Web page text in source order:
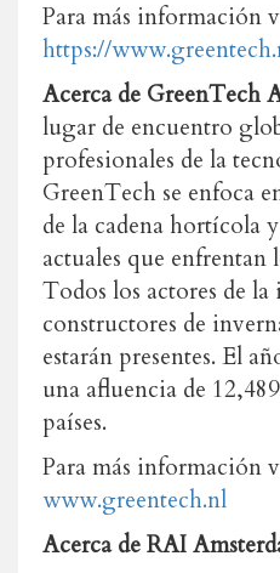
Para más información
https://
Acerca de GreenTech
lugar de encuentro
profesionales de la
GreenTech se enfoca
de la cadena hortícola
actuales que enfrentan
Todos los actores de
constructores de
estarán presentes. El
una afluencia de
países.
Para más información
www.greentech.nl
Acerca de RAI